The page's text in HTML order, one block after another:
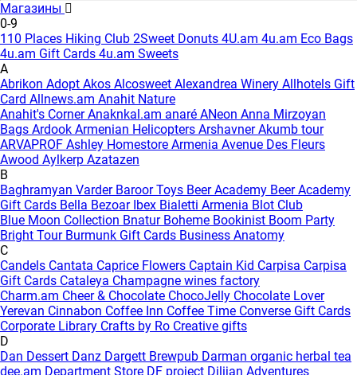
Магазины
0-9
110 Places Hiking Club 2Sweet Donuts 4U.am 4u.am Eco Bags
4u.am Gift Cards 4u.am Sweets
A
Abrikon Adopt Akos Alcosweet Alexandrea Winery Allhotels Gift
Card Allnews.am Anahit Nature
Anahit's CornerAnaknkal.am anaré ANeon Anna Mirzoyan
Bags Ardook Armenian Helicopters Arshavner Akumb tour
ARVAPROF Ashley Homestore Armenia Avenue Des Fleurs
Awood Aylkerp Azatazen
B
Baghramyan Varder Baroor Toys Beer Academy Beer Academy
Gift Cards Bella Bezoar Ibex Bialetti Armenia Blot Club
Blue Moon Collection Bnatur Boheme Bookinist Boom Party
Bright Tour Burmunk Gift Cards Business Anatomy
C
Candels Cantata Caprice Flowers Captain Kid Carpisa Carpisa
Gift Cards Cataleya Champagne wines factory
Charm.am Cheer & Chocolate ChocoJelly Chocolate Lover
Yerevan Cinnabon Coffee Inn Coffee Time Converse Gift Cards
Corporate Library Crafts by Ro Creative gifts
D
Dan Dessert Danz Dargett Brewpub Darman organic herbal tea
dee.am Department Store DF project Dilijan Adventures